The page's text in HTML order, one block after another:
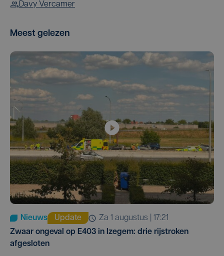
Davy Vercamer
Meest gelezen
Nieuws Update
za 1 augustus | 17:21
Zwaar ongeval op E403 in Izegem: drie rijstroken
afgesloten